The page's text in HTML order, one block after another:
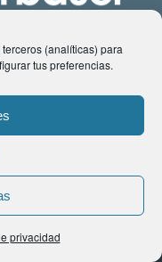
(analíticas) para
tus preferencias.
privacidad
los derechos reservados |
de Cookies| Contacto: